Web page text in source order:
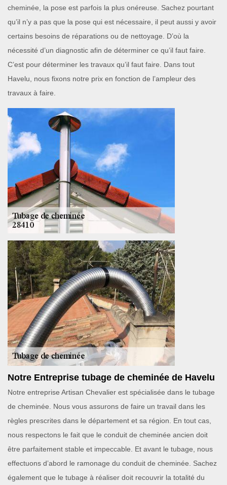
cheminée, la pose est parfois la plus onéreuse. Sachez pourtant
qu’il n’y a pas que la pose qui est nécessaire, il peut aussi y avoir
certains besoins de réparations ou de nettoyage. D’où la
nécessité d’un diagnostic afin de déterminer ce qu’il faut faire.
C’est pour déterminer les travaux qu’il faut faire. Dans tout
Havelu, nous fixons notre prix en fonction de l’ampleur des
travaux à faire.
Notre Entreprise tubage de cheminée de Havelu
Notre entreprise Artisan Chevalier est spécialisée dans le tubage
de cheminée. Nous vous assurons de faire un travail dans les
règles prescrites dans le département et sa région. En tout cas,
nous respectons le fait que le conduit de cheminée ancien doit
être parfaitement stable et impeccable. Et avant le tubage, nous
effectuons d’abord le ramonage du conduit de cheminée. Sachez
également que le tubage à réaliser doit recouvrir la totalité du